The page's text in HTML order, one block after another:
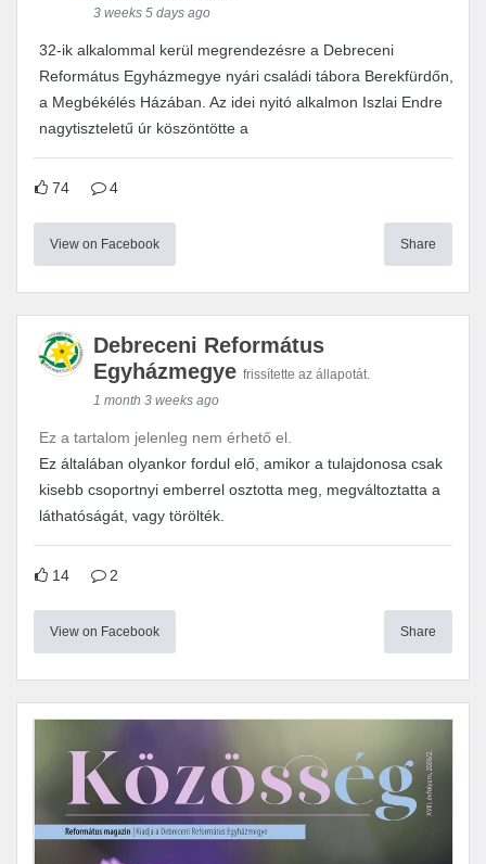
3 weeks 5 days ago
32-ik alkalommal kerül megrendezésre a Debreceni
Református Egyházmegye nyári családi tábora Berekfürdőn,
a Megbékélés Házában. Az idei nyitó alkalmon Iszlai Endre
nagytiszteletű úr köszöntötte a
74 4
View on Facebook Share
Debreceni Református
Egyházmegye frissítette az állapotát.
1 month 3 weeks ago
Ez a tartalom jelenleg nem érhető el.
Ez általában olyankor fordul elő, amikor a tulajdonosa csak
kisebb csoportnyi emberrel osztotta meg, megváltoztatta a
láthatóságát, vagy törölték.
14 2
View on Facebook Share